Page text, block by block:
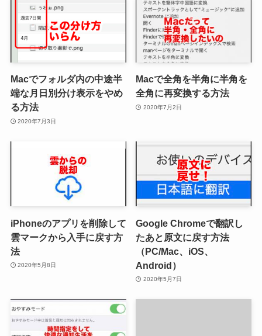
Macでフォルダ内の中途半
端な月日別分け表示をやめ
る方法
2020年7月3日
Macで全角を半角に半角を
全角に再変換する方法
2020年7月2日
iPhoneのアプリを削除して
雲マークから入手に戻す方
法
2020年5月8日
Google Chromeで翻訳し
たあと原文に戻す方法
（PC/Mac、iOS、
Android）
2020年5月7日